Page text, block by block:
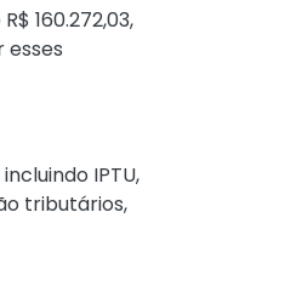
160.272,03,
esses
IPTU,
tributários,